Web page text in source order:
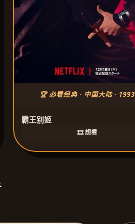
🏆 必看经典 · 中国大陆 · 1993
霸王别姬
🎞️ 想看